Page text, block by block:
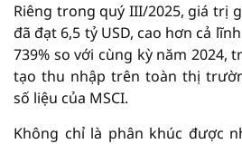
Riêng trong quý III/2025, giá trị
đã đạt 6,5 tỷ USD, cao hơn cả
739% so với cùng kỳ năm 2024,
tạo thu nhập trên toàn thị
số liệu của MSCI.
Không chỉ là phân khúc được